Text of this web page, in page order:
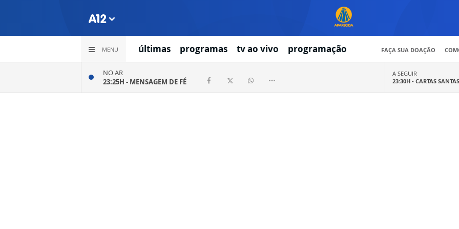
MENU últimas programas tv ao vivo programação FAÇA SUA DOAÇÃO
NO AR
23:25H - MENSAGEM DE FÉ
A SEGUIR
23:30H - CARTAS SANTAS